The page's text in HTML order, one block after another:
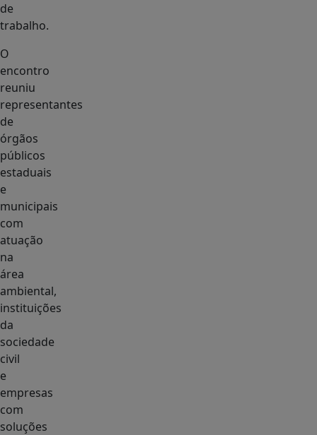
de
trabalho.
O
encontro
reuniu
representantes
de
órgãos
públicos
estaduais
e
municipais
com
atuação
na
área
ambiental,
instituições
da
sociedade
civil
e
empresas
com
soluções